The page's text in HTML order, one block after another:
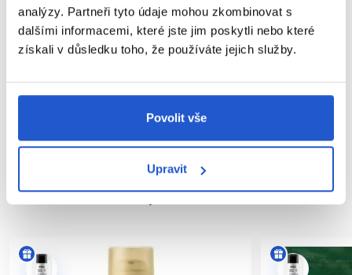
analýzy. Partneři tyto údaje mohou zkombinovat s
dalšími informacemi, které jste jim poskytli nebo které
získali v důsledku toho, že používáte jejich služby.
Povolit vše
Upravit
poškozením, způsobujícím rychlejší stárnutí a slábnutí vlasu.
Parametry
Značka